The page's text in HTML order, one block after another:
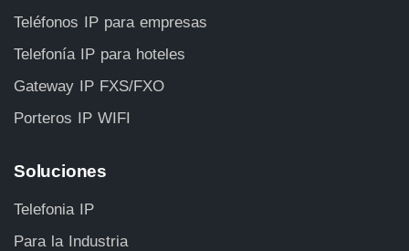
Teléfonos IP para empresas
Telefonía IP para hoteles
Gateway IP FXS/FXO
Porteros IP WIFI
Soluciones
Telefonia IP
Para la Industria